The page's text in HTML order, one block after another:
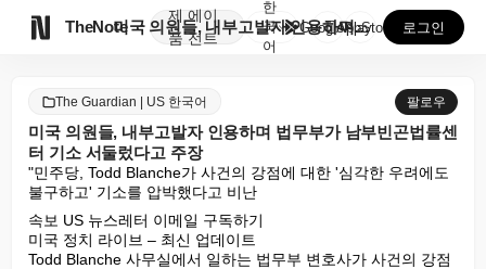
TheNote
제
품
에이
전트
미국 의원들, 내부고발자 인용하며 법무부가 남부빈곤법률...
한
국
어
GooglePlay
AppStore 로그인
The Guardian | US 한국어 팔로우
미국 의원들, 내부고발자 인용하며 법무부가 남부빈곤법률센
터 기소 서둘렀다고 주장
"민주당, Todd Blanche가 사건의 강점에 대한 '심각한 우려에도
불구하고' 기소를 압박했다고 비난
속보 US 뉴스레터 이메일 구독하기
미국 정치 라이브 – 최신 업데이트
Todd Blanche 사무실에서 일하는 법무부 변호사가 사건의 강점